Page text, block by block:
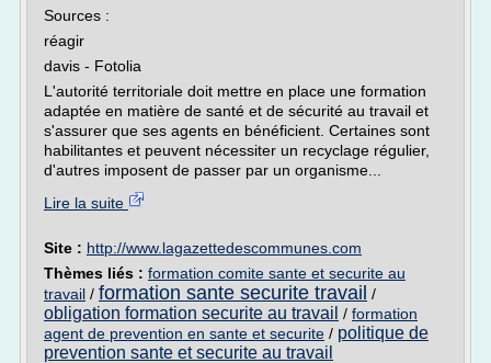
Sources :
réagir
davis - Fotolia
L'autorité territoriale doit mettre en place une formation
adaptée en matière de santé et de sécurité au travail et
s'assurer que ses agents en bénéficient. Certaines sont
habilitantes et peuvent nécessiter un recyclage régulier,
d'autres imposent de passer par un organisme...
Lire la suite
Site : http://www.lagazettedescommunes.com
Thèmes liés : formation comite sante et securite au
travail / formation sante securite travail /
obligation formation securite au travail / formation
agent de prevention en sante et securite / politique de
prevention sante et securite au travail